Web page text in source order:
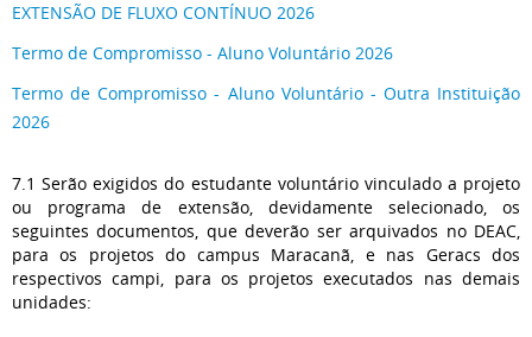
EXTENSÃO DE FLUXO CONTÍNUO 2026
Termo de Compromisso - Aluno Voluntário 2026
Termo de Compromisso - Aluno Voluntário - Outra Instituição
2026
7.1 Serão exigidos do estudante voluntário vinculado a projeto
ou programa de extensão, devidamente selecionado, os
seguintes documentos, que deverão ser arquivados no DEAC,
para os projetos do campus Maracanã, e nas Geracs dos
respectivos campi, para os projetos executados nas demais
unidades: